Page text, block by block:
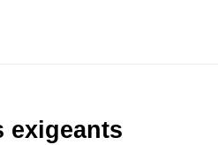
exigeants